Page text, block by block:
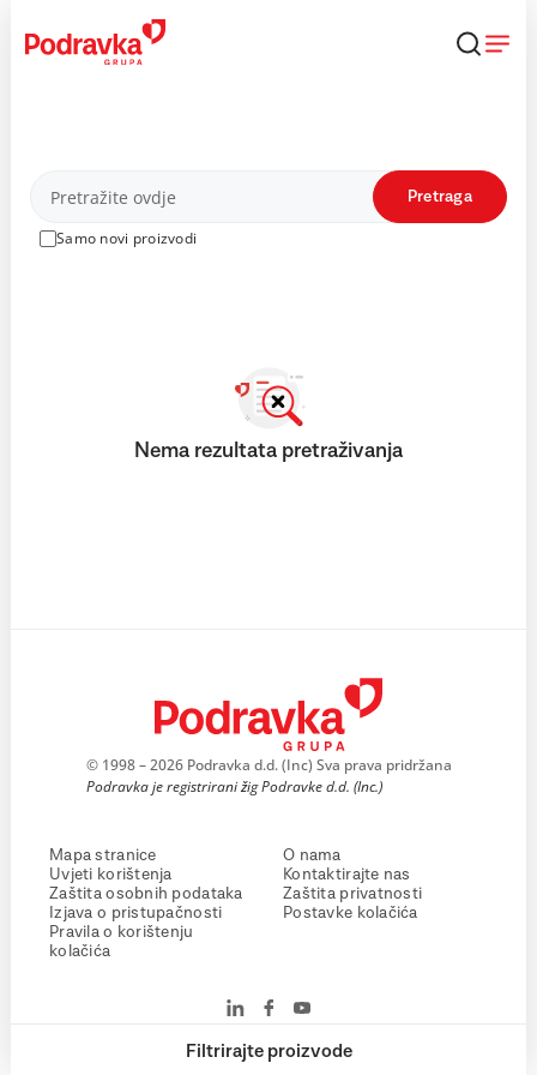
content
Proizvodi
Samo novi proizvodi
Pretraga
Filtrirajte proizvode
Nema rezultata pretraživanja
© 1998 – 2026 Podravka d.d. (Inc) Sva prava pridržana
Podravka je registrirani žig Podravke d.d. (Inc.)
Mapa stranice
Uvjeti korištenja
Zaštita osobnih podataka
Izjava o pristupačnosti
Pravila o korištenju
kolačića
O nama
Kontaktirajte nas
Zaštita privatnosti
Postavke kolačića